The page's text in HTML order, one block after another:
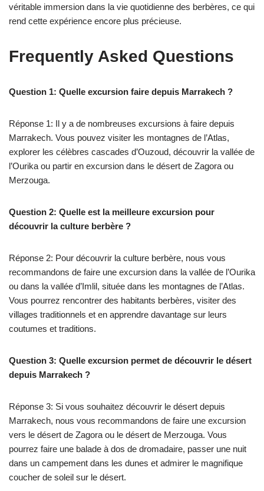
véritable immersion dans la vie quotidienne des berbères, ce qui
rend cette expérience encore plus précieuse.
Frequently Asked Questions
Question 1: Quelle excursion faire depuis Marrakech ?
Réponse 1: Il y a de nombreuses excursions à faire depuis
Marrakech. Vous pouvez visiter les montagnes de l’Atlas,
explorer les célèbres cascades d’Ouzoud, découvrir la vallée de
l’Ourika ou partir en excursion dans le désert de Zagora ou
Merzouga.
Question 2: Quelle est la meilleure excursion pour
découvrir la culture berbère ?
Réponse 2: Pour découvrir la culture berbère, nous vous
recommandons de faire une excursion dans la vallée de l’Ourika
ou dans la vallée d’Imlil, située dans les montagnes de l’Atlas.
Vous pourrez rencontrer des habitants berbères, visiter des
villages traditionnels et en apprendre davantage sur leurs
coutumes et traditions.
Question 3: Quelle excursion permet de découvrir le désert
depuis Marrakech ?
Réponse 3: Si vous souhaitez découvrir le désert depuis
Marrakech, nous vous recommandons de faire une excursion
vers le désert de Zagora ou le désert de Merzouga. Vous
pourrez faire une balade à dos de dromadaire, passer une nuit
dans un campement dans les dunes et admirer le magnifique
coucher de soleil sur le désert.